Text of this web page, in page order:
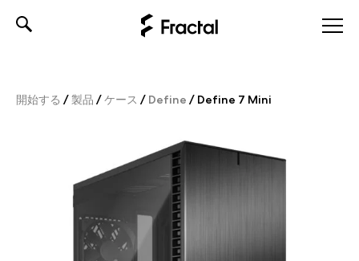
開始する /製品 /ケース / Define / Define 7 Mini